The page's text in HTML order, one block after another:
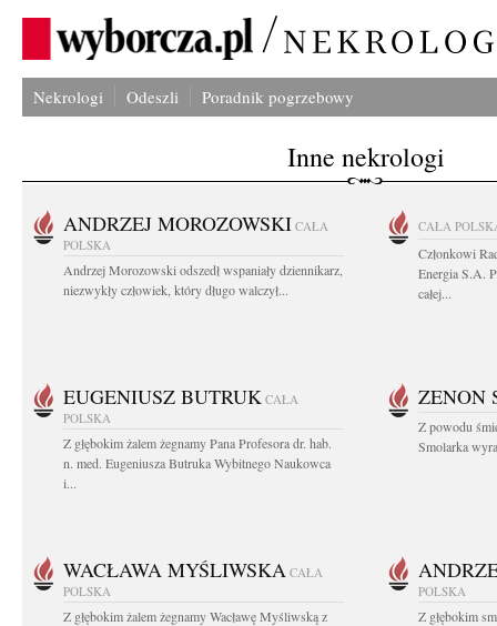
Nekrologi Odeszli Poradnik pogrzebowy
Inne nekrologi
ANDRZEJ MOROZOWSKI CAŁA
POLSKA
Andrzej Morozowski odszedł wspaniały dziennikarz,
niezwykły człowiek, który długo walczył...
CAŁA
Członkowi
Energia S.A.
całej...
EUGENIUSZ BUTRUK CAŁA
POLSKA
Z głębokim żalem żegnamy Pana Profesora dr. hab.
n. med. Eugeniusza Butruka Wybitnego Naukowca
i...
ZENON
Z powodu
Smolarka
WACŁAWA MYŚLIWSKA CAŁA
POLSKA
Z głębokim żalem żegnamy Wacławę Myśliwską z
POLSKA
Z głębokim